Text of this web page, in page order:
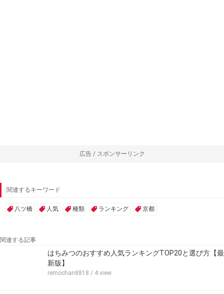
広告 / スポンサーリンク
関連するキーワード
八ツ橋 人気 種類 ランキング 京都
関連する記事
はちみつのおすすめ人気ランキングTOP20と選び方【最
新版】
remochan8818 / 4 view